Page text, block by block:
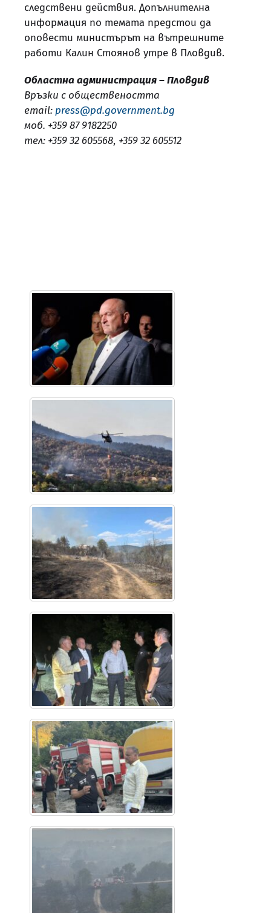
следствени действия. Допълнителна
информация по темата предстои да
оповести министърът на вътрешните
работи Калин Стоянов утре в Пловдив.
Областна администрация – Пловдив
Връзки с обществеността
email: press@pd.government.bg
моб. +359 87 9182250
тел: +359 32 605568, +359 32 605512